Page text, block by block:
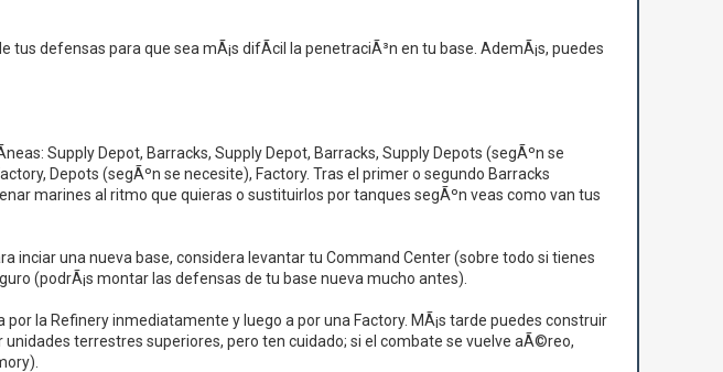
tus defensas para que sea mÃ¡s difÃ­cil la penetraciÃ³n en tu base. AdemÃ¡s, puedes
Supply Depot, Barracks, Supply Depot, Barracks, Supply Depots (segÃºn se
Depots (segÃºn se necesite), Factory. Tras el primer o segundo Barracks
marines al ritmo que quieras o sustituirlos por tanques segÃºn veas como van tus
inciar una nueva base, considera levantar tu Command Center (sobre todo si tienes
(podrÃ¡s montar las defensas de tu base nueva mucho antes).
la Refinery inmediatamente y luego a por una Factory. MÃ¡s tarde puedes construir
terrestres superiores, pero ten cuidado; si el combate se vuelve aÃ©reo,